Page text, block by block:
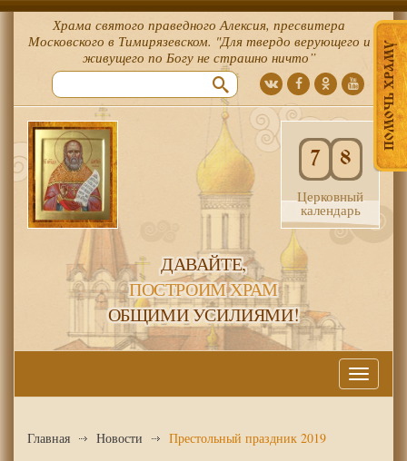
ПОМОЧЬ ХРАМУ
Храма святого праведного Алексия, пресвитера
Московского в Тимирязевском. "Для твердо верующего и
живущего по Богу не страшно ничто”
7 8
Церковный
календарь
ДАВАЙТЕ,
ПОСТРОИМ ХРАМ
ОБЩИМИ УСИЛИЯМИ!
Меню
Главная Новости Престольный праздник 2019